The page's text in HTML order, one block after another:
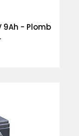
9Ah - Plomb